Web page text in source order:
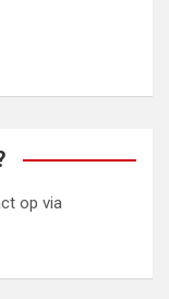
op via